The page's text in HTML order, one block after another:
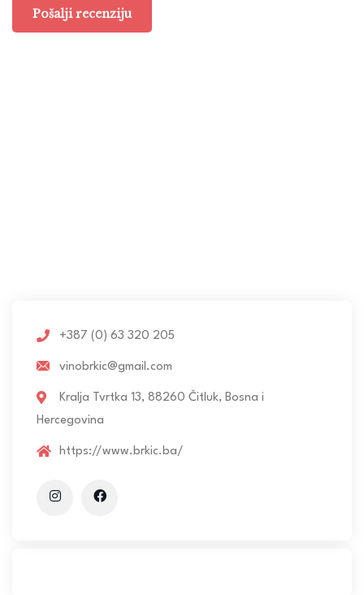
+387 (0) 63 320 205
vinobrkic@gmail.com
Kralja Tvrtka 13, 88260 Čitluk, Bosna i
Hercegovina
https://www.brkic.ba/